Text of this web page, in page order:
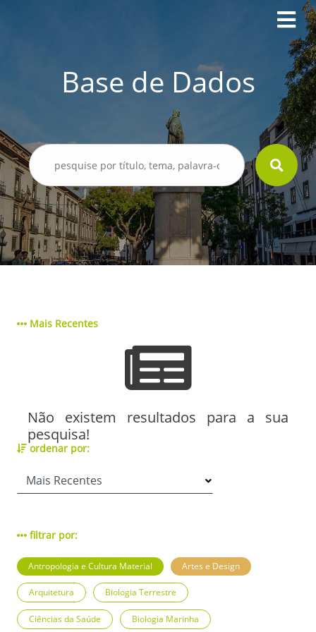
Base de Dados
Mais Recentes
Não existem resultados para a sua
pesquisa!
ordenar por:
filtrar por:
Antropologia e Cultura Material Artes e Design
Arquitetura Biologia Terrestre
Ciências da Saúde Biologia Marinha